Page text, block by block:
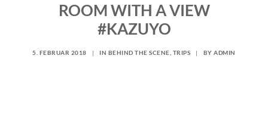
ROOM WITH A VIEW
#KAZUYO
5. FEBRUAR 2018 | IN BEHIND THE SCENE TRIPS | BYADMIN